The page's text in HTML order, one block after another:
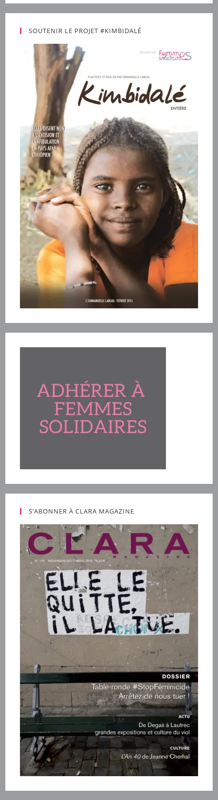
SOUTENIR LE PROJET #KIMBIDALÉ
S’ABONNER À CLARA MAGAZINE